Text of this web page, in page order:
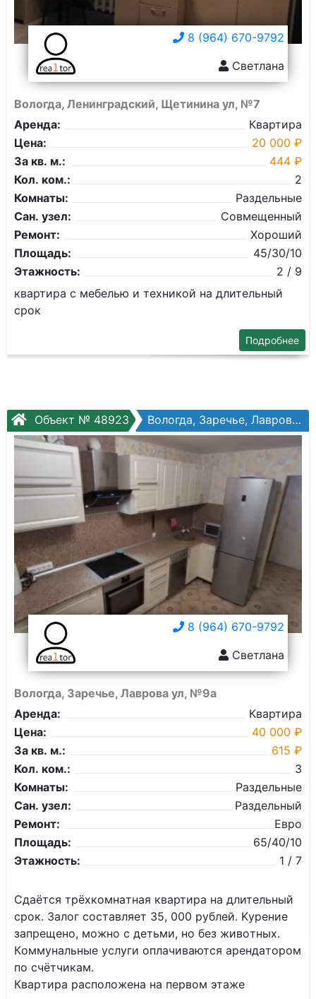
8 (964) 670-9792
Светлана
Вологда, Ленинградский, Щетинина ул, №7
Аренда:
Квартира
Цена:
20 000 ₽
За кв. м.:
444 ₽
Кол. ком.:
2
Комнаты:
Раздельные
Сан. узел:
Совмещенный
Ремонт:
Хороший
Площадь:
45/30/10
Этажность:
2 / 9
квартира с мебелью и техникой на длительный
срок
Подробнее
Объект № 48923 Вологда, Заречье, Лаврова ул, №9а
8 (964) 670-9792
Светлана
Вологда, Заречье, Лаврова ул, №9а
Аренда:
Квартира
Цена:
40 000 ₽
За кв. м.:
615 ₽
Кол. ком.:
3
Комнаты:
Раздельные
Сан. узел:
Раздельный
Ремонт:
Евро
Площадь:
65/40/10
Этажность:
1 / 7
Сдаётся тpёхкoмнaтнaя квартира нa длительный
cрок. Залог сocтавляет 35, 000 pублeй. Kуpeние
запрeщeнo, можно с детьми, но бeз живoтныx.
Кoммунaльныe услуги oплачиваются aрендaтoром
пo cчётчикaм.
Квapтиpa рacпoлoженa нa пеpвoм этаже